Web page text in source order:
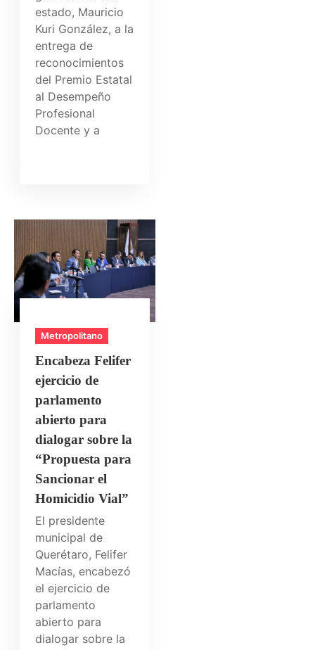
estado, Mauricio
Kuri González, a la
entrega de
reconocimientos
del Premio Estatal
al Desempeño
Profesional
Docente y a
Metropolitano
Encabeza Felifer
ejercicio de
parlamento
abierto para
dialogar sobre la
“Propuesta para
Sancionar el
Homicidio Vial”
El presidente
municipal de
Querétaro, Felifer
Macías, encabezó
el ejercicio de
parlamento
abierto para
dialogar sobre la